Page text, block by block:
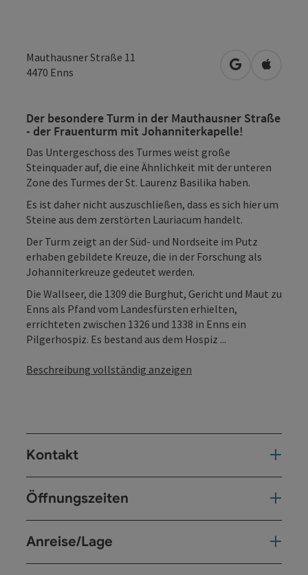
Mauthausner Straße 11
4470 Enns in Google
in
Der besondere Turm in der Mauthausner Straße
- der Frauenturm mit Johanniterkapelle!
Das Untergeschoss des Turmes weist große
Steinquader auf, die eine Ähnlichkeit mit der unteren
Zone des Turmes der St. Laurenz Basilika haben.
Es ist daher nicht auszuschließen, dass es sich hier um
Steine aus dem zerstörten Lauriacum handelt.
Der Turm zeigt an der Süd- und Nordseite im Putz
erhaben gebildete Kreuze, die in der Forschung als
Johanniterkreuze gedeutet werden.
Die Wallseer, die 1309 die Burghut, Gericht und Maut zu
Enns als Pfand vom Landesfürsten erhielten,
errichteten zwischen 1326 und 1338 in Enns ein
Pilgerhospiz. Es bestand aus dem Hospiz ...
Beschreibung vollständig anzeigen
Kontakt
Öffnungszeiten
Anreise/Lage